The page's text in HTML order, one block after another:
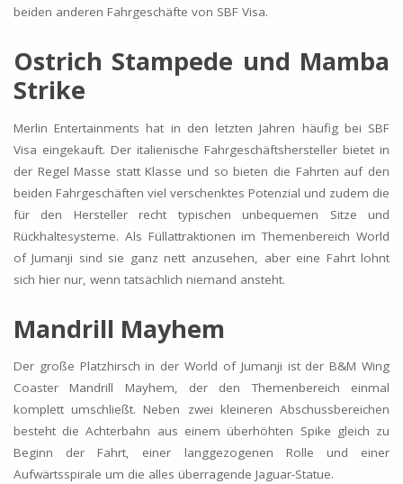
beiden anderen Fahrgeschäfte von SBF Visa.
Ostrich Stampede und Mamba
Strike
Merlin Entertainments hat in den letzten Jahren häufig bei SBF
Visa eingekauft. Der italienische Fahrgeschäftshersteller bietet in
der Regel Masse statt Klasse und so bieten die Fahrten auf den
beiden Fahrgeschäften viel verschenktes Potenzial und zudem die
für den Hersteller recht typischen unbequemen Sitze und
Rückhaltesysteme. Als Füllattraktionen im Themenbereich World
of Jumanji sind sie ganz nett anzusehen, aber eine Fahrt lohnt
sich hier nur, wenn tatsächlich niemand ansteht.
Mandrill Mayhem
Der große Platzhirsch in der World of Jumanji ist der B&M Wing
Coaster Mandrill Mayhem, der den Themenbereich einmal
komplett umschließt. Neben zwei kleineren Abschussbereichen
besteht die Achterbahn aus einem überhöhten Spike gleich zu
Beginn der Fahrt, einer langgezogenen Rolle und einer
Aufwärtsspirale um die alles überragende Jaguar-Statue.